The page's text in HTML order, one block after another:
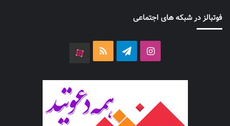
فوتبالز در شبکه های اجتماعی
اینستاگرامتلگرام خوراک